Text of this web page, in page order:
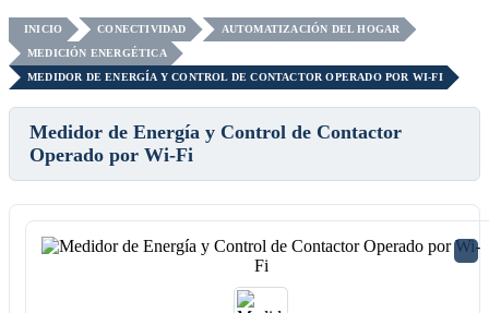
INICIO CONECTIVIDAD
AUTOMATIZACIÓN DEL HOGAR
MEDICIÓN ENERGÉTICA
MEDIDOR DE ENERGÍA Y CONTROL DE CONTACTOR OPERADO POR WI-FI
Medidor de Energía y Control de Contactor
Operado por Wi-Fi